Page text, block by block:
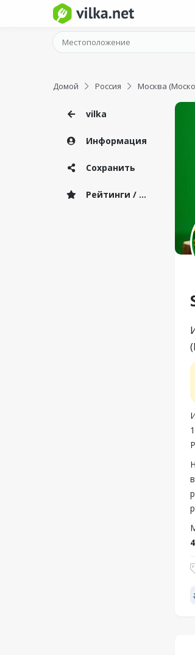
Домой Россия Москва
vilka
Информация
Сохранить
Рейтинги / Отзывы